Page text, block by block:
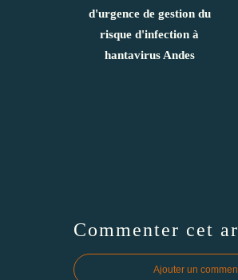
d'urgence de gestion du
risque d'infection à
hantavirus Andes
Commenter cet
Ajouter un